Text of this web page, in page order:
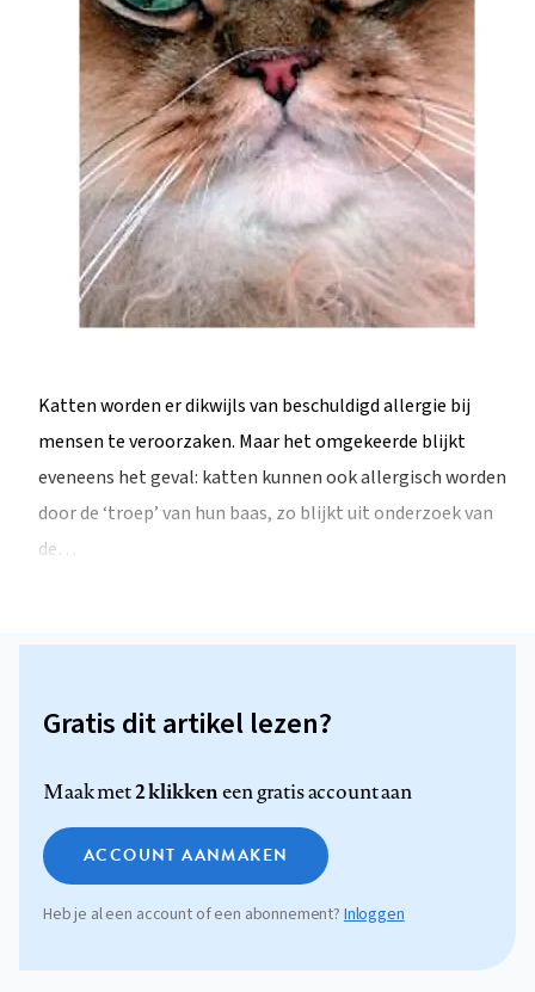
Katten worden er dikwijls van beschuldigd allergie bij
mensen te veroorzaken. Maar het omgekeerde blijkt
eveneens het geval: katten kunnen ook allergisch worden
door de ‘troep’ van hun baas, zo blijkt uit onderzoek van
de…
Gratis dit artikel lezen?
Maak met2 klikkeneen gratis account aan
ACCOUNT AANMAKEN
Heb je al een account of een abonnement? Inloggen